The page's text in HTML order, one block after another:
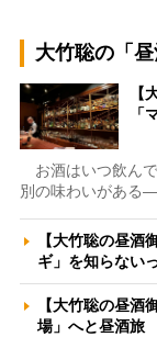
大竹聡の「昼
【
「
お酒はいつ飲ん
別の味わいがある
【大竹聡の昼酒
ギ」を知らな
【大竹聡の昼酒
場」へと昼酒